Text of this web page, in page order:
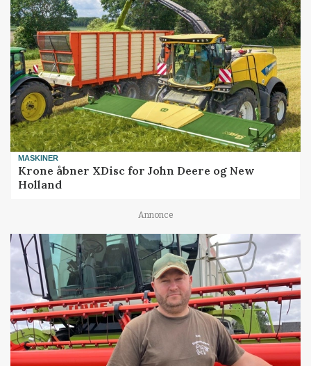
MASKINER
Krone åbner XDisc for John Deere og New
Holland
Annonce